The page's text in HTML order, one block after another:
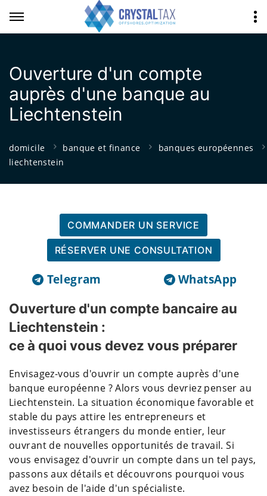
Ouverture d'un compte
auprès d'une banque au
Liechtenstein
domicile banque et finance
banques européennes
liechtenstein
COMMANDER UN SERVICE
RÉSERVER UNE CONSULTATION
Telegram WhatsApp
Ouverture d'un compte bancaire au
Liechtenstein :
ce à quoi vous devez vous préparer
Envisagez-vous d'ouvrir un compte auprès d'une
banque européenne ? Alors vous devriez penser au
Liechtenstein. La situation économique favorable et
stable du pays attire les entrepreneurs et
investisseurs étrangers du monde entier, leur
ouvrant de nouvelles opportunités de travail. Si
vous envisagez d'ouvrir un compte dans un tel pays,
passons aux détails et découvrons pourquoi vous
avez besoin de l'aide d'un spécialiste.